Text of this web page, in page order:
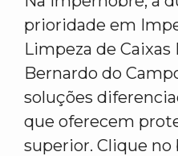
prioridade em
Limpeza de Caixas
Bernardo do
soluções
que oferecem
superior. Clique